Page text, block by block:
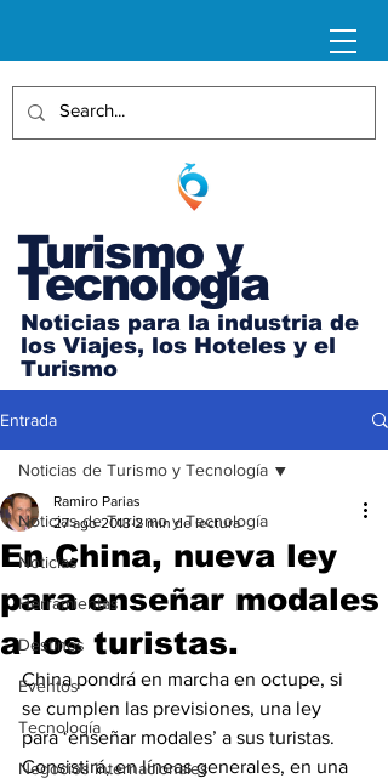
Turismo y
Tecnología
Noticias para la industria de
los Viajes, los Hoteles y el
Turismo
Entrada
Noticias de Turismo y Tecnología
Noticias
Herramientas
Destinos
Eventos
Tecnología
Negocios Internacionales
Noticias de Turismo y Tecnología
En China, nueva ley
para enseñar modales
a los turistas.
Ramiro Parias
27 ago 2013 2 min de lectura
China pondrá en marcha en octupe, si
se cumplen las previsiones, una ley
para ‘enseñar modales’ a sus turistas.
Consistirá, en líneas generales, en una